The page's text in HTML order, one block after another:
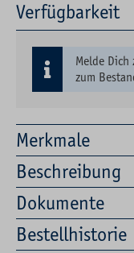
Merkmale
Beschreibung
Dokumente
Bestellhistorie
Verfügbarkeit
Melde
zum